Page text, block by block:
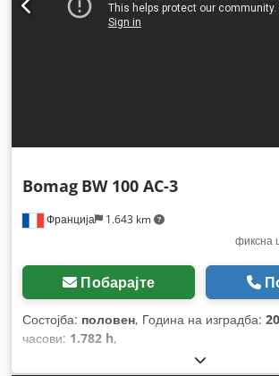
Франција 1.643 km
Bomag BW 100 AC-3
фиксна
Побарајте
Состојба: половен, Година на изградба:
часови: 1.782 h,